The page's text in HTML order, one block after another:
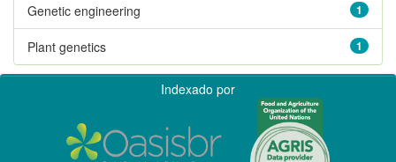
1
Genetic engineering
1
Plant genetics
Indexado por